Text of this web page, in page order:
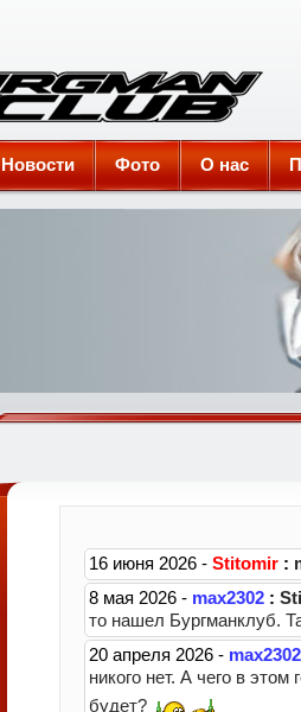
Новости Фото О нас